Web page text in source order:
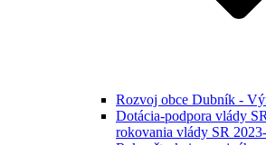
Rozvoj obce Dubník -
Dotácia-podpora vlády
rokovania vlády SR